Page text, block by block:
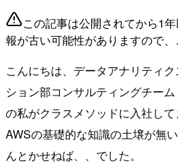
この記事は公開されてから1
報が古い可能性がありますので、
こんにちは、データアナリティ
ション部コンサルティングチー
の私がクラスメソッドに入社し
AWSの基礎的な知識の土壌が無
んとかせねば、、でした。